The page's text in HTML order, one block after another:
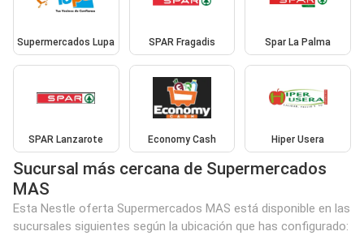
Supermercados Lupa SPAR Fragadis Spar La Palma
SPAR Lanzarote Economy Cash Hiper Usera
Sucursal más cercana de Supermercados
MAS
Esta Nestle oferta Supermercados MAS está disponible en las
sucursales siguientes según la ubicación que has configurado: